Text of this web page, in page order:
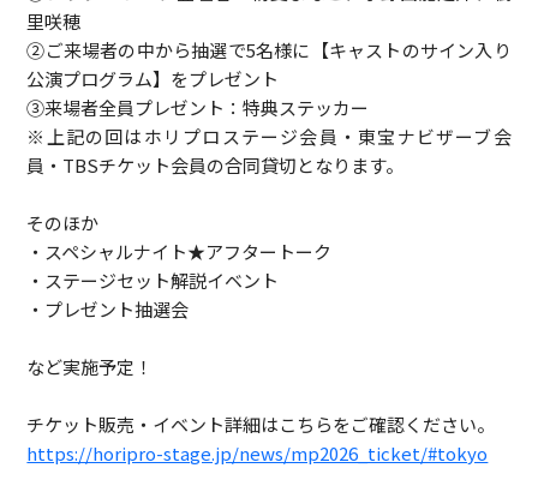
里咲穂
②ご来場者の中から抽選で5名様に【キャストのサイン入り
公演プログラム】をプレゼント
③来場者全員プレゼント：特典ステッカー
※上記の回はホリプロステージ会員・東宝ナビザーブ会
員・TBSチケット会員の合同貸切となります。
そのほか
・スペシャルナイト★アフタートーク
・ステージセット解説イベント
・プレゼント抽選会
など実施予定！
チケット販売・イベント詳細はこちらをご確認ください。
https://horipro-stage.jp/news/mp2026_ticket/#tokyo